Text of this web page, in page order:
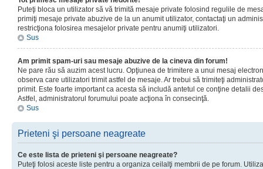
Puteţi bloca un utilizator să vă trimită mesaje private folosind regulile de
primiţi mesaje private abuzive de la un anumit utilizator, contactaţi un
restricţiona folosirea mesajelor private pentru anumiţi utilizatori.
Sus
Am primit spam-uri sau mesaje abuzive de la cineva din forum!
Ne pare rău să auzim acest lucru. Opţiunea de trimitere a unui mesaj
observa care utilizatori trimit astfel de mesaje. Ar trebui să trimiteţi
primit. Este foarte important ca acesta să includă antetul ce conţine detalii
Astfel, administratorul forumului poate acţiona în consecinţă.
Sus
Prieteni şi persoane neagreate
Ce este lista de prieteni şi persoane neagreate?
Puteţi folosi aceste liste pentru a organiza ceilalţi membrii de pe forum.